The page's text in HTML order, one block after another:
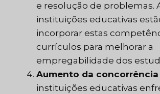
e resolução de problemas.
instituições educativas
incorporar estas
currículos para melhorar a
empregabilidade dos
Aumento da
instituições educativas